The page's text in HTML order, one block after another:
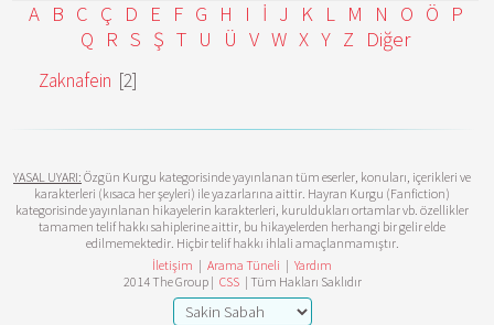
A B C Ç D E F G H I İ J K L M N O Ö
P
Q
R S Ş T U Ü V W X Y Z Diğer
Zaknafein [2]
YASAL UYARI: Özgün Kurgu kategorisinde yayınlanan tüm eserler, konuları, içerikleri ve
karakterleri (kısaca her şeyleri) ile yazarlarına aittir. Hayran Kurgu (Fanfiction)
kategorisinde yayınlanan hikayelerin karakterleri, kuruldukları ortamlar vb. özellikler
tamamen telif hakkı sahiplerine aittir, bu hikayelerden herhangi bir gelir elde
edilmemektedir. Hiçbir telif hakkı ihlali amaçlanmamıştır.
İletişim | Arama Tüneli | Yardım
2014 The Group | CSS | Tüm Hakları Saklıdır